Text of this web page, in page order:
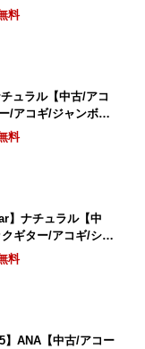
山店
料
ュラル【中古/アコ
/アコギ/ジャンボ】
料
】ナチュラル【中
ギター/アコギ/シー
料
】ANA【中古/アコー